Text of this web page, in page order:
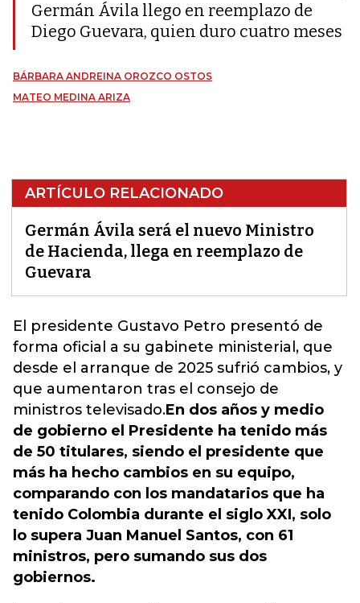
Germán Ávila llego en reemplazo de
Diego Guevara, quien duro cuatro meses
BÁRBARA ANDREINA OROZCO OSTOS
MATEO MEDINA ARIZA
ARTÍCULO RELACIONADO
Germán Ávila será el nuevo Ministro
de Hacienda, llega en reemplazo de
Guevara
El presidente Gustavo Petro presentó de
forma oficial a su gabinete ministerial, que
desde el arranque de 2025 sufrió cambios, y
que aumentaron tras el consejo de
ministros televisado.En dos años y medio
de gobierno el Presidente ha tenido más
de 50 titulares, siendo el presidente que
más ha hecho cambios en su equipo,
comparando con los mandatarios que ha
tenido Colombia durante el siglo XXI, solo
lo supera Juan Manuel Santos, con 61
ministros, pero sumando sus dos
gobiernos.